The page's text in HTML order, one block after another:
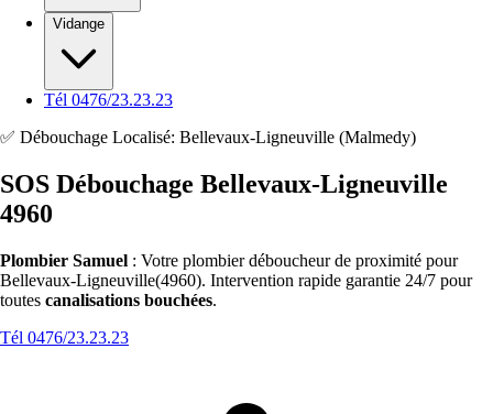
Vidange
Tél 0476/23.23.23
✅ Débouchage Localisé: Bellevaux-Ligneuville (Malmedy)
SOS Débouchage Bellevaux-Ligneuville
4960
Plombier Samuel : Votre plombier déboucheur de proximité pour
Bellevaux-Ligneuville(4960). Intervention rapide garantie 24/7 pour
toutes canalisations bouchées.
Tél 0476/23.23.23